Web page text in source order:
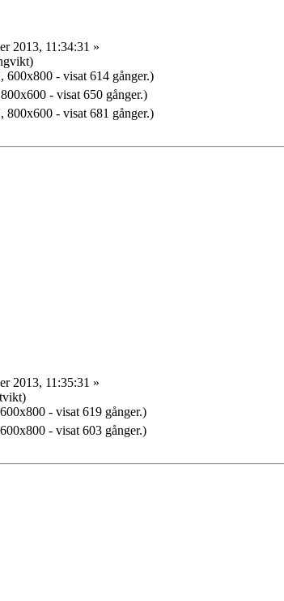
2013, 11:34:31 »
600x800 - visat 614 gånger.)
- visat 650 gånger.)
800x600 - visat 681 gånger.)
2013, 11:35:31 »
- visat 619 gånger.)
- visat 603 gånger.)